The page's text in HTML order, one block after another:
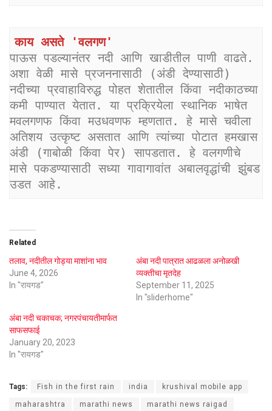
काय असते 'वलगण'
पाऊस पडल्यानंतर नदी आणि खाडीतील पाणी वाढते.
अशा वेळी मासे प्रजननासाठी (अंडी देण्यासाठी)
नदीच्या प्रवाहाविरुद्ध पोहत शेतातील किंवा नदीकाठच्या
कमी पाण्यात येतात. या प्रक्रियेला स्थानिक भाषेत
मवलगणफ किंवा मउधवणफ म्हणतात. हे मासे चवीला
अतिशय उत्कृष्ट असतात आणि त्यांच्या पोटात हमखास
अंडी (गाबोळी किंवा पेर) सापडतात. हे वलगणीचे
मासे पकडण्यासाठी सध्या गावागावांत अबालवृद्धांची झुंबड
उडत आहे.
Related
तलाव, नदीतील गोड्या माशांना भाव
June 4, 2026
In "रायगड"
अंबा नदी पात्रात आढळला अनोळखी
व्यक्तीचा मृतदेह
September 11, 2025
In "sliderhome"
अंबा नदी चकाचक; नगरपंचायतीमार्फत
साफसफाई
January 20, 2023
In "रायगड"
Tags: Fish in the first rain india krushival mobile app
maharashtra marathi news marathi news raigad